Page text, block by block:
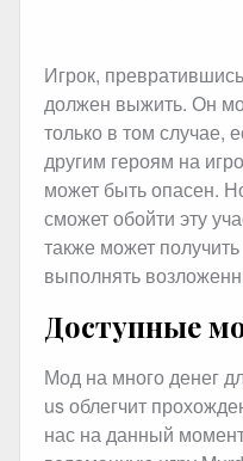
Игрок,
должен выжить. Он
только в том случае,
другим героям на
может быть опасен.
сможет обойти эту
также может
выполнять
Доступные
Мод на много денег
us облегчит
нас на данный